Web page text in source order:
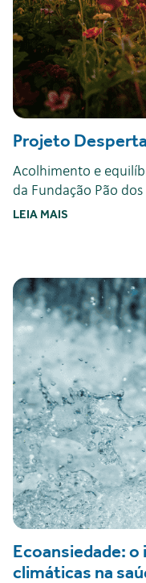
Projeto
Acolhimento e
da Fundação Pão
LEIA MAIS
Ecoansiedade:
climáticas na